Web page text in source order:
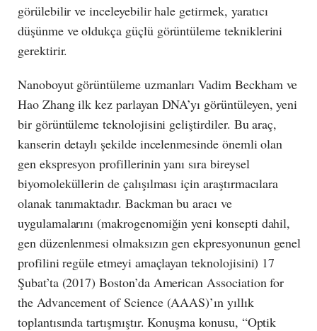
görülebilir ve inceleyebilir hale getirmek, yaratıcı
düşünme ve oldukça güçlü görüntüleme tekniklerini
gerektirir.
Nanoboyut görüntüleme uzmanları Vadim Beckham ve
Hao Zhang ilk kez parlayan DNA’yı görüntüleyen, yeni
bir görüntüleme teknolojisini geliştirdiler. Bu araç,
kanserin detaylı şekilde incelenmesinde önemli olan
gen ekspresyon profillerinin yanı sıra bireysel
biyomoleküllerin de çalışılması için araştırmacılara
olanak tanımaktadır. Backman bu aracı ve
uygulamalarını (makrogenomiğin yeni konsepti dahil,
gen düzenlenmesi olmaksızın gen ekpresyonunun genel
profilini regüle etmeyi amaçlayan teknolojisini) 17
Şubat’ta (2017) Boston’da American Association for
the Advancement of Science (AAAS)’ın yıllık
toplantısında tartışmıştır. Konuşma konusu, “Optik